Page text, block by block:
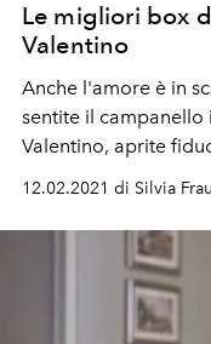
Le migliori box
Valentino
Anche l'amore è in
sentite il campanello
Valentino, aprite
12.02.2021 di Silvia Frau